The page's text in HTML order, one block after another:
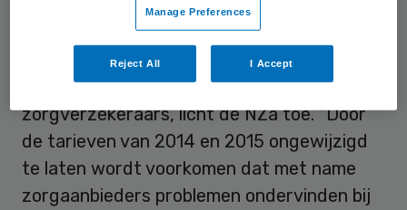
Het met terugwerkende kracht aanpassen
van deze tarieven kan veel gevolgen
hebben voor burgers, zorgaanbieders en
zorgverzekeraars, licht de NZa toe. “Door
de tarieven van 2014 en 2015 ongewijzigd
te laten wordt voorkomen dat met name
zorgaanbieders problemen ondervinden bij
Manage Preferences
Reject All I Accept